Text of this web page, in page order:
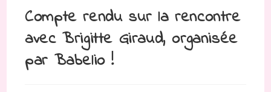
Compte rendu sur la rencontre
avec Brigitte Giraud, organisée
par Babelio !